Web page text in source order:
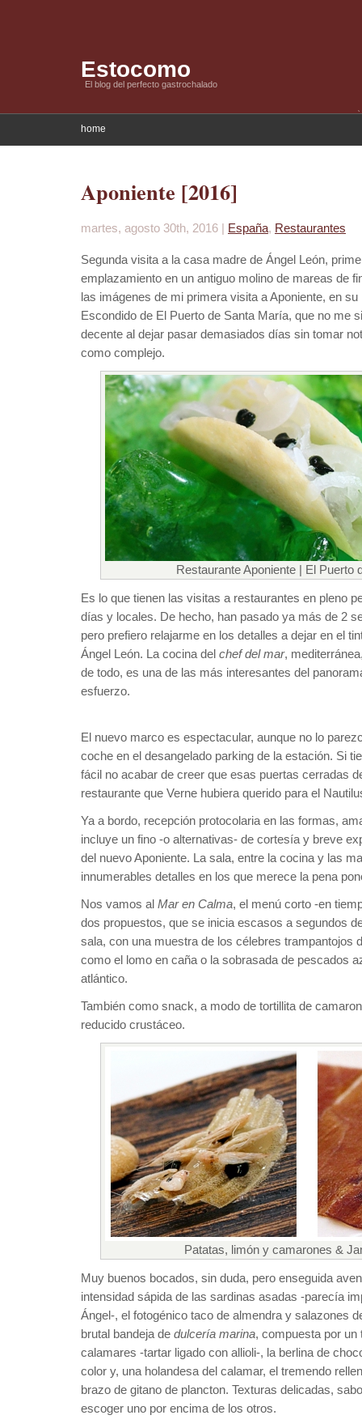
Estocomo
El blog del perfecto gastrochalado
home
Aponiente [2016]
martes, agosto 30th, 2016 | España, Restaurantes
Segunda visita a la casa madre de Ángel León,
emplazamiento en un antiguo molino de mareas de
las imágenes de mi primera visita a Aponiente, en
Escondido de El Puerto de Santa María, que no me
decente al dejar pasar demasiados días sin tomar
como complejo.
Restaurante Aponiente | El Puerto
Es lo que tienen las visitas a restaurantes en pleno
días y locales. De hecho, han pasado ya más de 2
pero prefiero relajarme en los detalles a dejar en el
Ángel León. La cocina del chef del mar,
de todo, es una de las más interesantes del
esfuerzo.
El nuevo marco es espectacular, aunque no lo
coche en el desangelado parking de la estación. Si
fácil no acabar de creer que esas puertas cerradas
restaurante que Verne hubiera querido para el
Ya a bordo, recepción protocolaria en las formas,
incluye un fino -o alternativas- de cortesía y breve
del nuevo Aponiente. La sala, entre la cocina y las
innumerables detalles en los que merece la pena
Nos vamos al Mar en Calma, el menú corto -en
dos propuestos, que se inicia escasos a segundos
sala, con una muestra de los célebres trampantojos
como el lomo en caña o la sobrasada de pescados
atlántico.
También como snack, a modo de tortillita de
reducido crustáceo.
Patatas, limón y camarones &
Muy buenos bocados, sin duda, pero enseguida
intensidad sápida de las sardinas asadas -parecía
Ángel-, el fotogénico taco de almendra y salazones
brutal bandeja de dulcería marina, compuesta por un
calamares -tartar ligado con allioli-, la berlina de
color y, una holandesa del calamar, el tremendo
brazo de gitano de plancton. Texturas delicadas,
escoger uno por encima de los otros.